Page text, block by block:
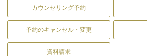
カウンセリング予約
予約のキャンセル・変更
資料請求